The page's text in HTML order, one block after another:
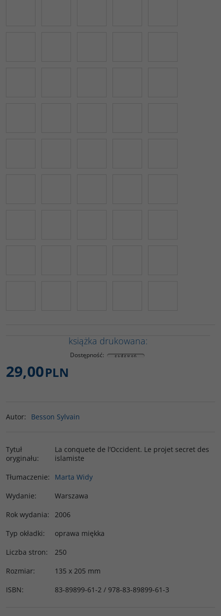
książka drukowana:
Dostępność:
29,00PLN
Autor: Besson Sylvain
Tytuł
oryginału:
La conquete de l’Occident. Le projet secret des
islamiste
Tłumaczenie:
Marta Widy
Wydanie:
Warszawa
Rok wydania:
2006
Typ okładki:
oprawa miękka
Liczba stron:
250
Rozmiar:
135 x 205 mm
ISBN: 83-89899-61-2 / 978-83-89899-61-3